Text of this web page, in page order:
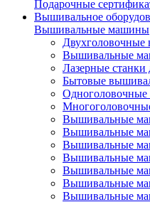
Подарочные
Вышивальное
Вышивальные машины
Вышивальные
Лазерные станки
Бытовые
Вышивальные
Вышивальные
Вышивальные
Вышивальные
Вышивальные
Вышивальные
Вышивальные